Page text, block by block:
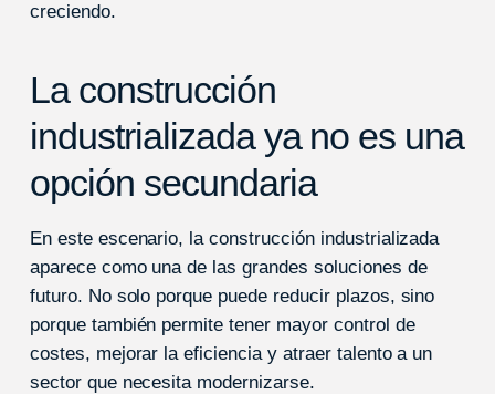
creciendo.
La construcción
industrializada ya no es una
opción secundaria
En este escenario, la construcción industrializada
aparece como una de las grandes soluciones de
futuro. No solo porque puede reducir plazos, sino
porque también permite tener mayor control de
costes, mejorar la eficiencia y atraer talento a un
sector que necesita modernizarse.